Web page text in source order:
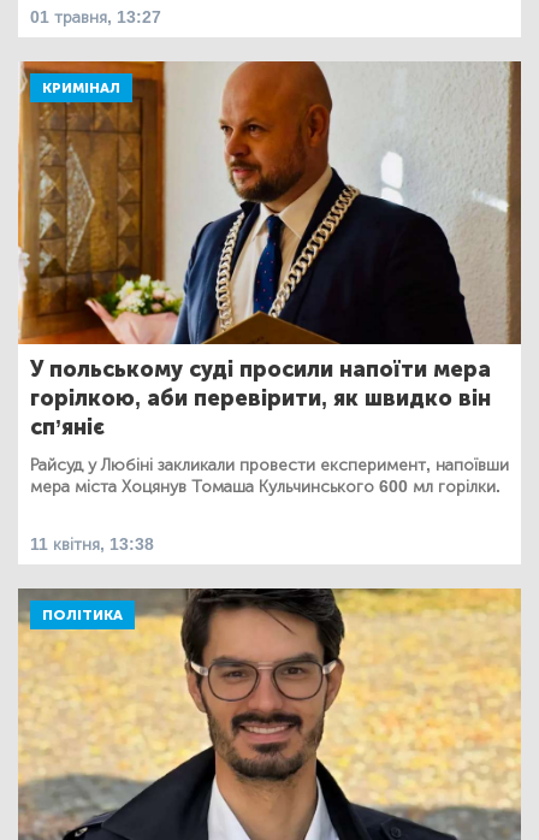
01 травня, 13:27
КРИМІНАЛ
У польському суді просили напоїти мера
горілкою, аби перевірити, як швидко він
сп’яніє
Райсуд у Любіні закликали провести експеримент, напоївши
мера міста Хоцянув Томаша Кульчинського 600 мл горілки.
11 квітня, 13:38
ПОЛІТИКА